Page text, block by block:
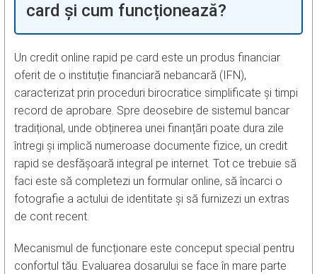
card și cum funcționează?
Un credit online rapid pe card este un produs financiar
oferit de o instituție financiară nebancară (IFN),
caracterizat prin proceduri birocratice simplificate și timpi
record de aprobare. Spre deosebire de sistemul bancar
tradițional, unde obținerea unei finanțări poate dura zile
întregi și implică numeroase documente fizice, un credit
rapid se desfășoară integral pe internet. Tot ce trebuie să
faci este să completezi un formular online, să încarci o
fotografie a actului de identitate și să furnizezi un extras
de cont recent.
Mecanismul de funcționare este conceput special pentru
confortul tău. Evaluarea dosarului se face în mare parte